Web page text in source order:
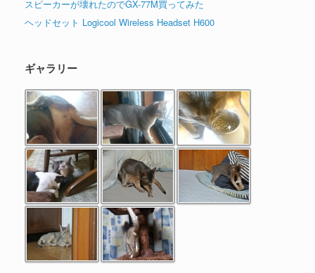
スピーカーが壊れたのでGX-77M買ってみた
ヘッドセット Logicool Wireless Headset H600
ギャラリー